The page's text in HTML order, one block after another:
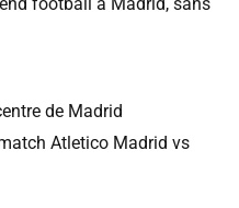
de Madrid
Atletico Madrid vs